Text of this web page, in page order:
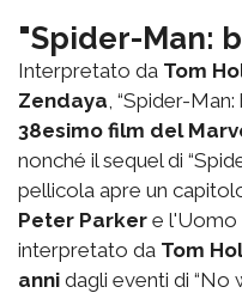
"Spider-Man:
Interpretato da Tom
Zendaya , “Spider-
38esimo film del
nonché il sequel di
pellicola apre un
Peter Parker e l'Uomo
interpretato da Tom
anni dagli eventi di “No